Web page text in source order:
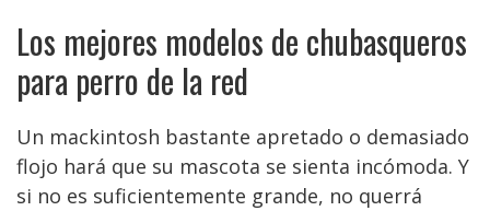
Los mejores modelos de chubasqueros
para perro de la red
Un mackintosh bastante apretado o demasiado
flojo hará que su mascota se sienta incómoda. Y
si no es suficientemente grande, no querrá